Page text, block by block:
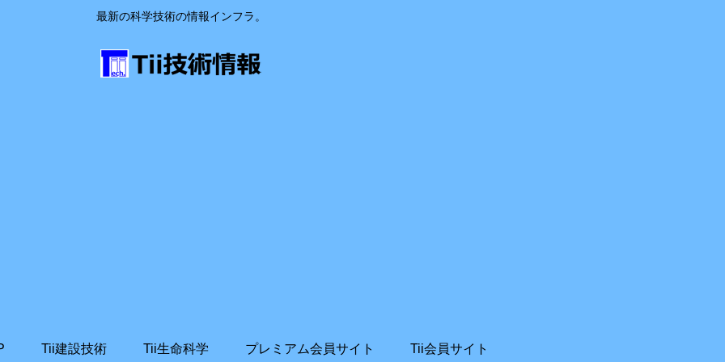
最新の科学技術の情報インフラ。
Tii建設技術 Tii生命科学 プレミアム会員サイト Tii会員サイト